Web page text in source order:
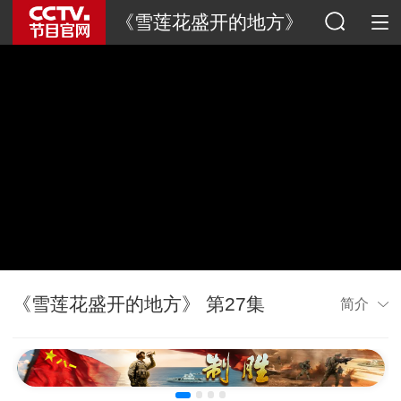
《雪莲花盛开的地方》
《雪莲花盛开的地方》 第27集 简介